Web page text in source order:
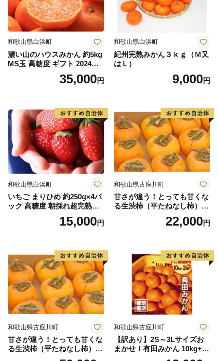
和歌山県白浜町
濃い山のハウスみかん 約5kg
MS玉 高糖度 ギフト 2024年7
35,000円
和歌山県白浜町
紀州完熟みかん３ｋｇ（Ｍ又
はＬ）
9,000円
和歌山県白浜町
いちご まりひめ 約250g×4パ
ック 高糖度 朝採れ超完熟ま
りひめ 1月以降発送分
15,000円
和歌山県古座川町
甘さが違う！とっても甘くな
る生渋柿（平たねなし柿）吊
ップ付約4.5～5kg 約24～30
22,000円
和歌山県古座川町
甘さが違う！とっても甘くな
る生渋柿（平たねなし柿）吊
和歌山県古座川町
【訳あり】2S～3Lサイズお
まかせ！有田みかん 10kg+2k
g保証分 11月から12月下旬ま